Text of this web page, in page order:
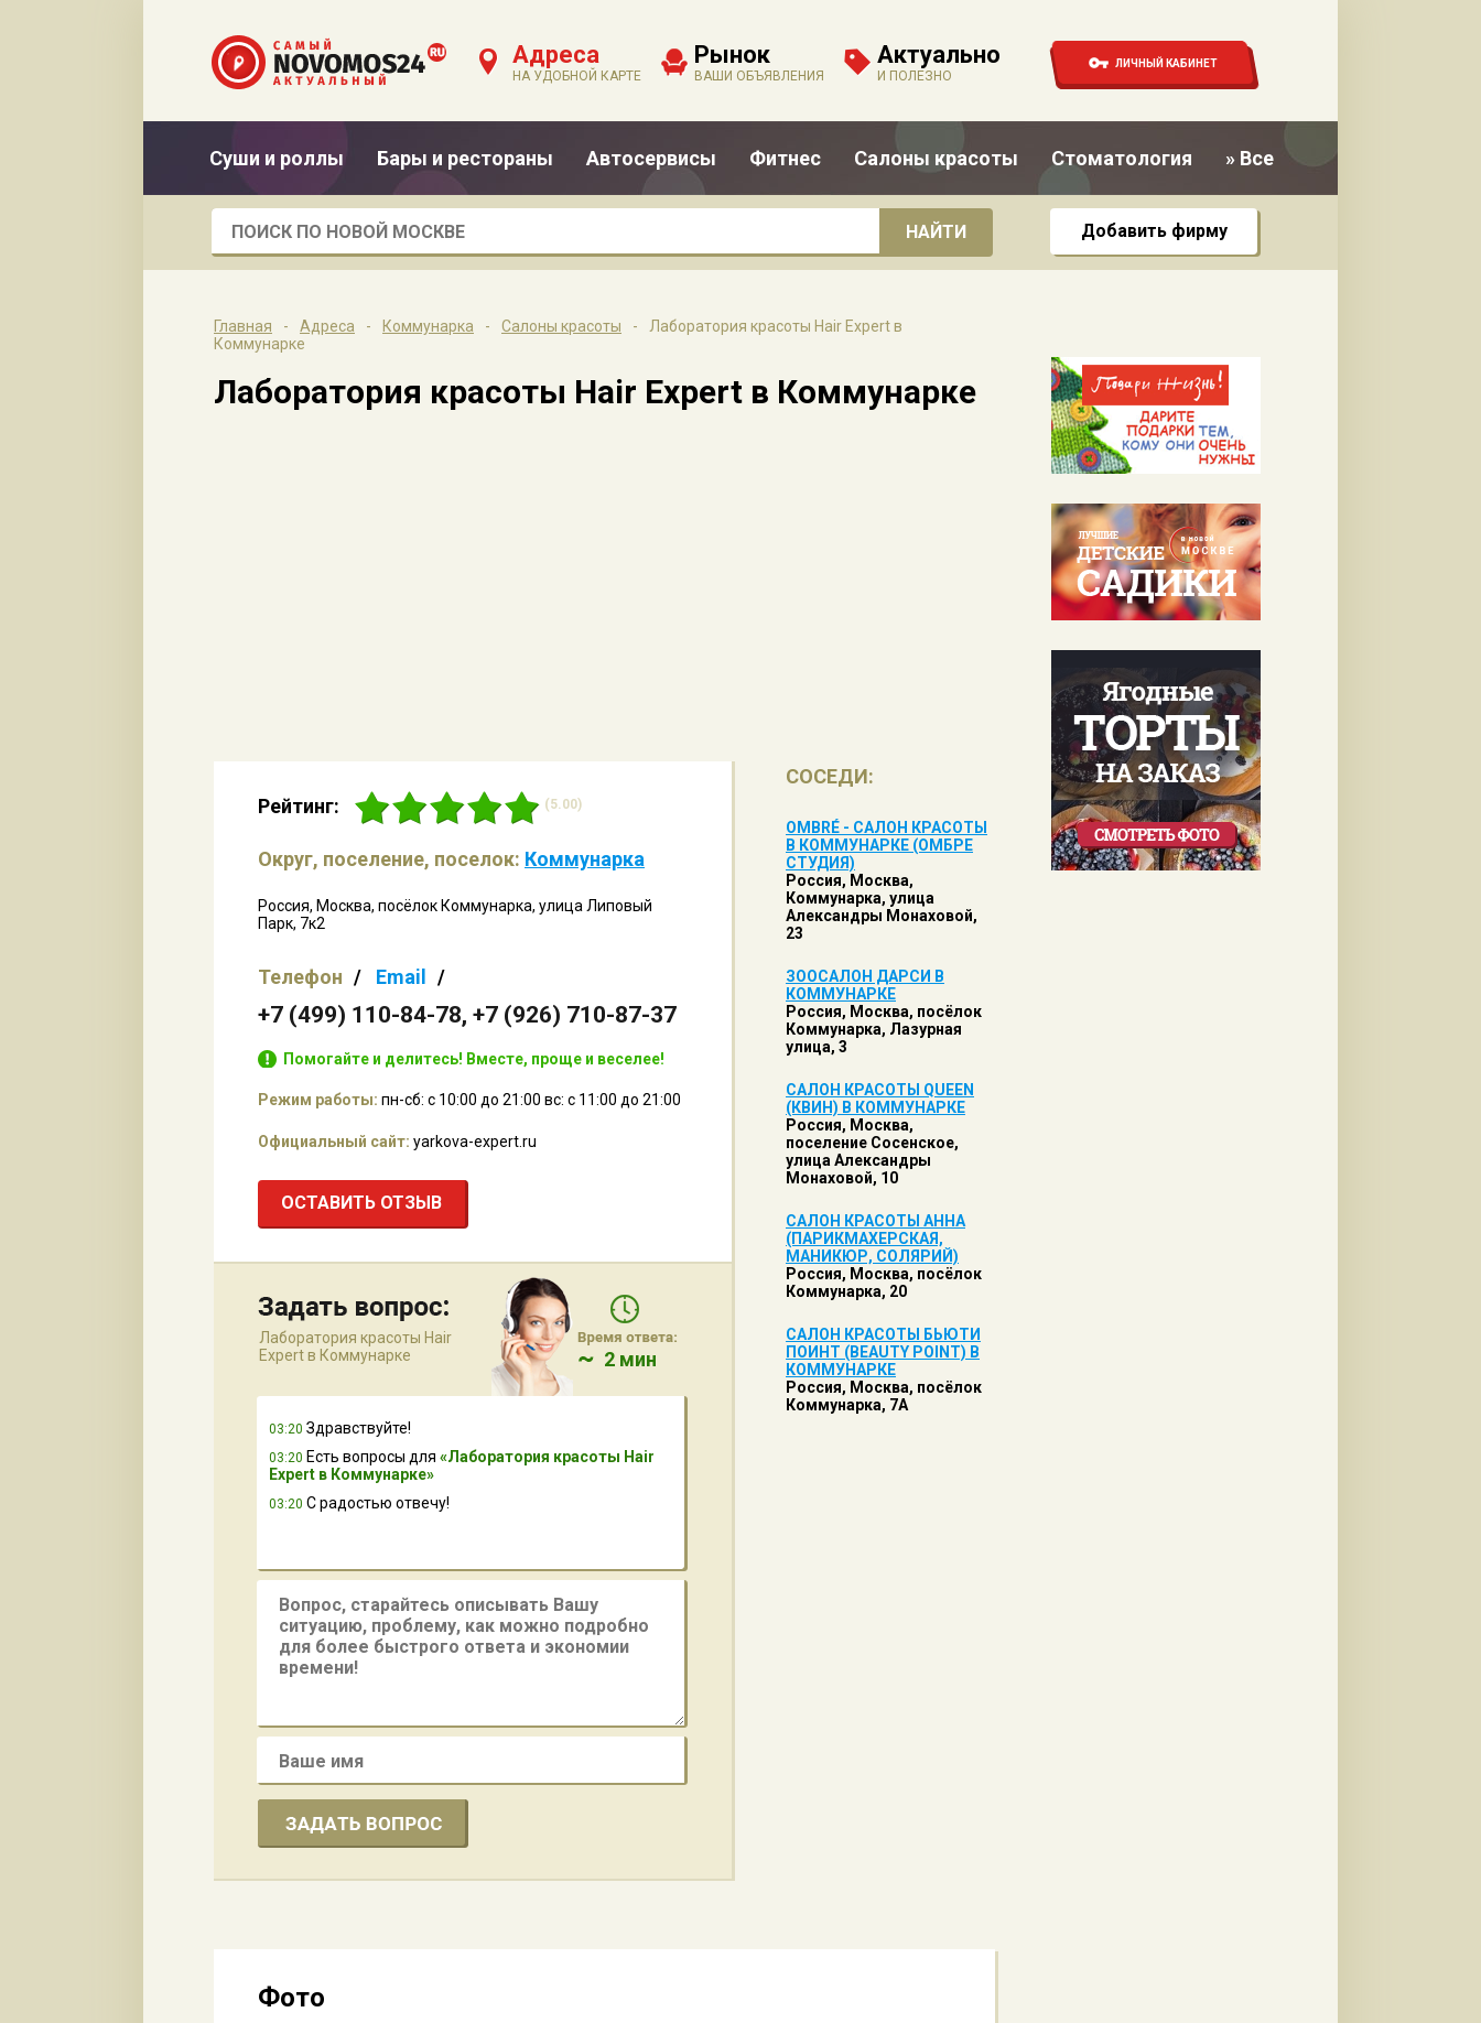
Адреса
НА УДОБНОЙ КАРТЕ
Рынок
ВАШИ ОБЪЯВЛЕНИЯ
Актуально
И ПОЛЕЗНО
Суши и роллы Бары и рестораны Автосервисы Фитнес Салоны красоты Стоматология » Все
ЛИЧНЫЙ КАБИНЕТ
Добавить фирму
Главная - Адреса - Коммунарка - Салоны красоты -
Лаборатория красоты Hair Expert в
Коммунарке
Лаборатория красоты Hair Expert в Коммунарке
Рейтинг: (5.00)
Округ, поселение, поселок: Коммунарка
Россия, Москва, посёлок Коммунарка, улица Липовый
Парк, 7к2
Телефон Email
+7 (499) 110-84-78, +7 (926) 710-87-37
Помогайте и делитесь! Вместе, проще и веселее!
Режим работы: пн-сб: с 10:00 до 21:00 вс: с 11:00 до 21:00
Официальный сайт: yarkova-expert.ru
ОСТАВИТЬ ОТЗЫВ
СОСЕДИ:
OMBRÉ - САЛОН КРАСОТЫ
В КОММУНАРКЕ (ОМБРЕ
СТУДИЯ)
Россия, Москва,
Коммунарка, улица
Александры Монаховой,
23
ЗООСАЛОН ДАРСИ В
КОММУНАРКЕ
Россия, Москва, посёлок
Коммунарка, Лазурная
улица, 3
САЛОН КРАСОТЫ QUEEN
(КВИН) В КОММУНАРКЕ
Россия, Москва,
поселение Сосенское,
улица Александры
Монаховой, 10
САЛОН КРАСОТЫ АННА
(ПАРИКМАХЕРСКАЯ,
МАНИКЮР, СОЛЯРИЙ)
Россия, Москва, посёлок
Коммунарка, 20
САЛОН КРАСОТЫ БЬЮТИ
ПОИНТ (BEAUTY POINT) В
КОММУНАРКЕ
Россия, Москва, посёлок
Коммунарка, 7А
Лаборатория красоты Hair
Expert в Коммунарке
2 мин
03:20 Здравствуйте!
03:20 Есть вопросы для «Лаборатория красоты Hair
Expert в Коммунарке»
03:20 С радостью отвечу!
Фото